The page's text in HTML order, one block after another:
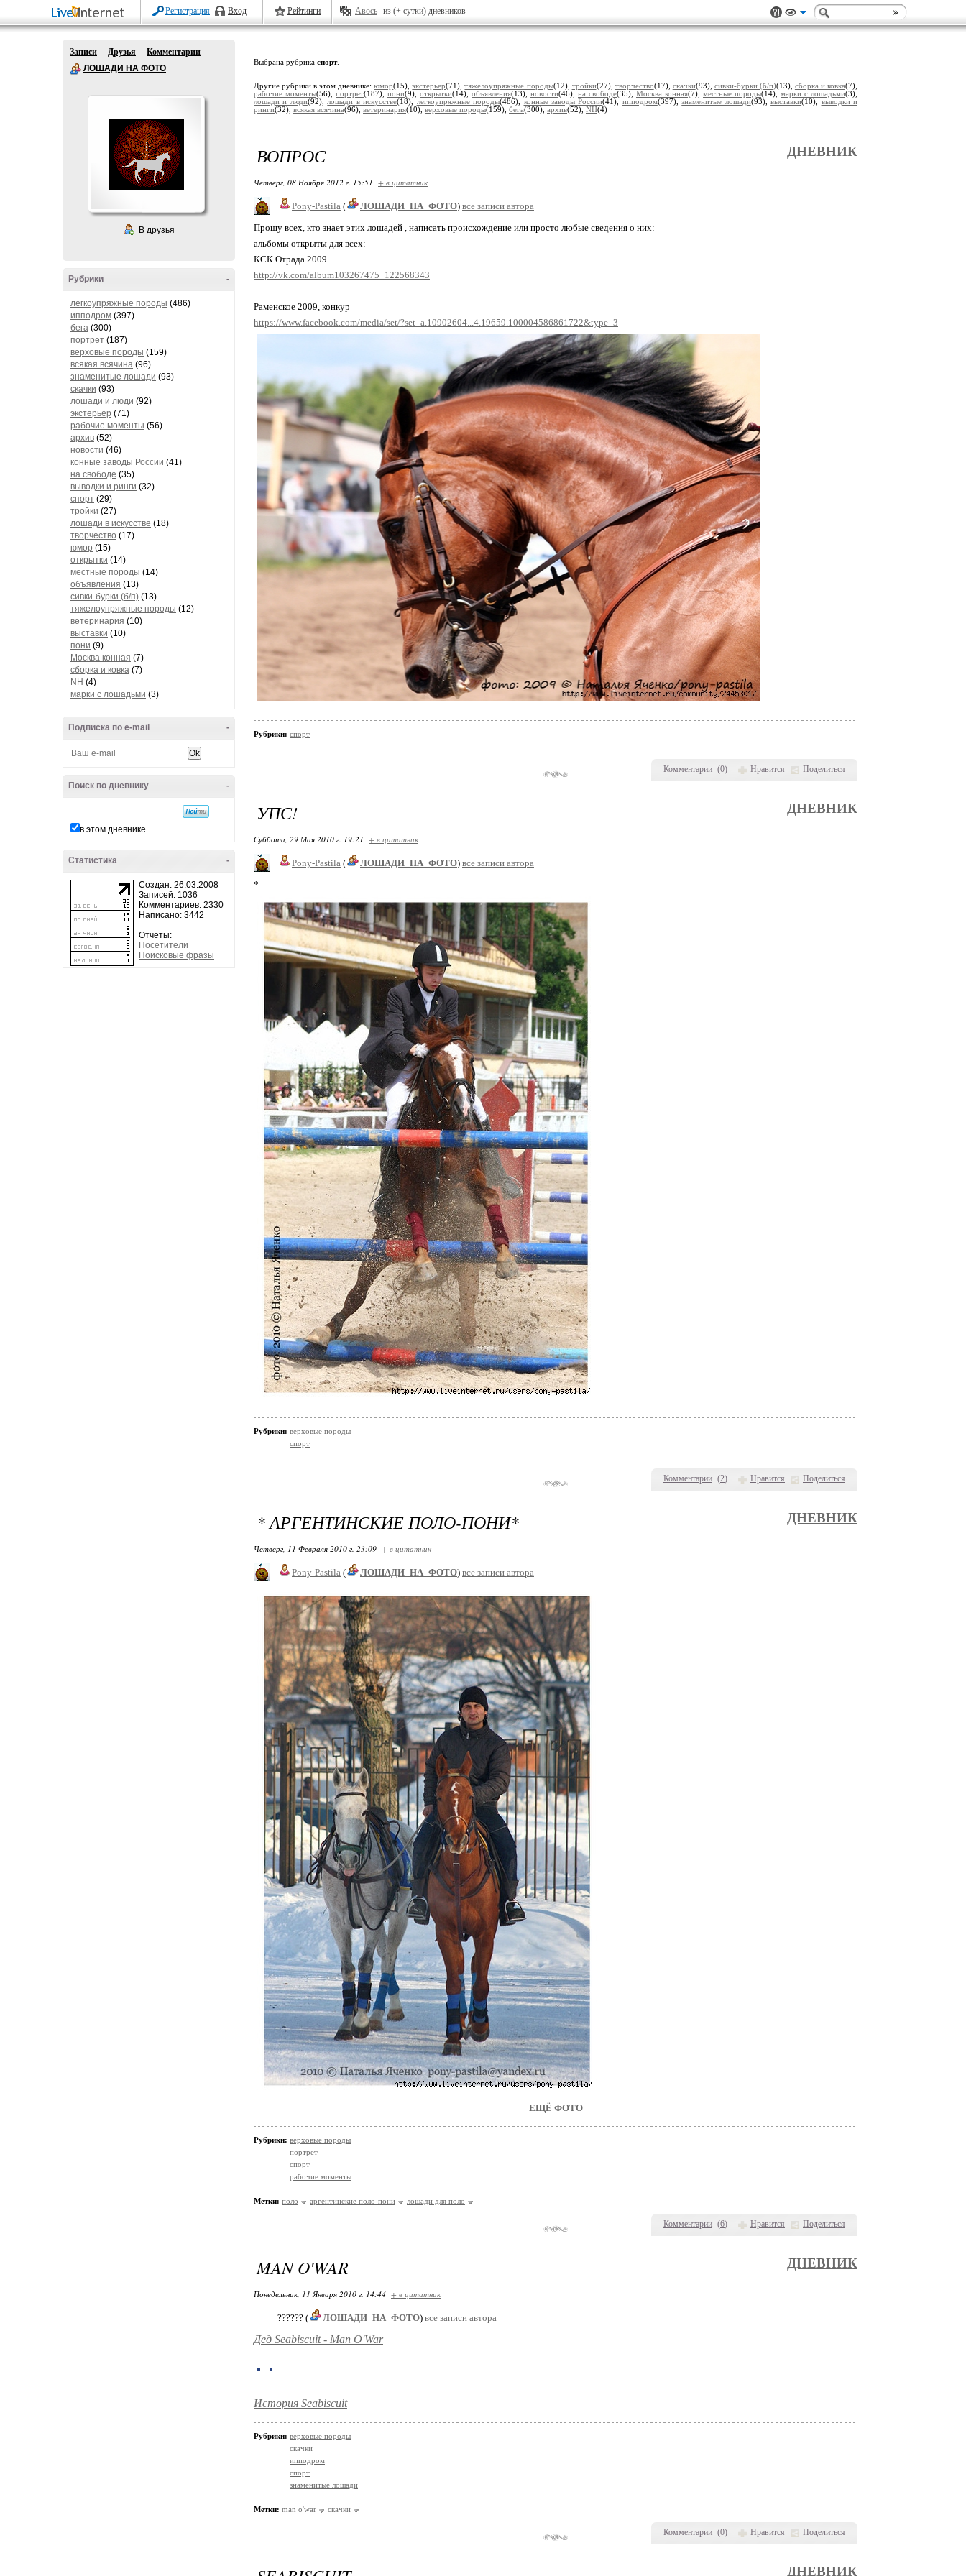
Регистрация Вход Рейтинги Авось из (+ сутки) дневников
Записи Друзья
Комментарии
ЛОШАДИ НА ФОТО
В друзья
-
Рубрики
легкоупряжные породы (486)
ипподром (397)
бега (300)
портрет (187)
верховые породы (159)
всякая всячина (96)
знаменитые лошади (93)
скачки (93)
лошади и люди (92)
экстерьер (71)
рабочие моменты (56)
архив (52)
новости (46)
конные заводы России (41)
на свободе (35)
выводки и ринги (32)
спорт (29)
тройки (27)
лошади в искусстве (18)
творчество (17)
юмор (15)
открытки (14)
местные породы (14)
объявления (13)
сивки-бурки (б/п) (13)
тяжелоупряжные породы (12)
ветеринария (10)
выставки (10)
пони (9)
Москва конная (7)
сборка и ковка (7)
NH (4)
марки с лошадьми (3)
-
Подписка по e-mail
-
Поиск по дневнику
в этом дневнике
-
Статистика
Создан: 26.03.2008
Записей: 1036
Комментариев: 2330
Написано: 3442
Отчеты:
Посетители
Поисковые фразы
Выбрана рубрика спорт.
Другие рубрики в этом дневнике:юмор(15),экстерьер(71),тяжелоупряжные породы(12), тройки(27), творчество(17), скачки(93), сивки-бурки (б/п)(13), сборка и ковка(7),
рабочие моменты(56), портрет(187), пони(9), открытки(14), объявления(13), новости(46), на свободе(35), Москва конная(7), местные породы(14), марки с лошадьми(3),
лошади и люди(92), лошади в искусстве(18), легкоупряжные породы(486), конные заводы России(41), ипподром(397),знаменитые лошади(93),выставки(10), выводки и
ринги(32), всякая всячина(96), ветеринария(10), верховые породы(159), бега(300), архив(52), NH(4)
Комментарии (0) Нравится Поделиться
ВОПРОС ДНЕВНИК
Четверг, 08 Ноября 2012 г. 15:51 + в цитатник
Pony-Pastila ( ЛОШАДИ_НА_ФОТО) все записи автора
Прошу всех, кто знает этих лошадей , написать происхождение или просто любые сведения о них:
альбомы открыты для всех:
КСК Отрада 2009
http://vk.com/album103267475_122568343
Раменское 2009, конкур
https://www.facebook.com/media/set/?set=a.10902604...4.19659.100004586861722&type=3
Рубрики: спорт
Комментарии (2) Нравится Поделиться
УПС! ДНЕВНИК
Суббота, 29 Мая 2010 г. 19:21 + в цитатник
Pony-Pastila ( ЛОШАДИ_НА_ФОТО) все записи автора
*
Рубрики: верховые породы
спорт
Комментарии (6) Нравится Поделиться
* АРГЕНТИНСКИЕ ПОЛО-ПОНИ* ДНЕВНИК
Четверг, 11 Февраля 2010 г. 23:09 + в цитатник
Pony-Pastila ( ЛОШАДИ_НА_ФОТО) все записи автора
ЕЩЁ ФОТО
Рубрики: верховые породы
портрет
спорт
рабочие моменты
Метки: поло аргентинские поло-пони лошади для поло
Комментарии (0) Нравится Поделиться
MAN O'WAR ДНЕВНИК
Понедельник, 11 Января 2010 г. 14:44 + в цитатник
?????? ( ЛОШАДИ_НА_ФОТО) все записи автора
Дед Seabiscuit - Man O'War
История Seabiscuit
Рубрики: верховые породы
скачки
ипподром
спорт
знаменитые лошади
Метки: man o'war скачки
ДНЕВНИК